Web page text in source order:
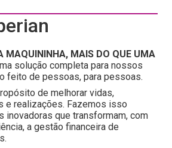
MAQUININHA, MAIS DO QUE UMA
solução completa para nossos
feito de pessoas, para pessoas.
de melhorar vidas,
e realizações. Fazemos isso
inovadoras que transformam, com
a gestão financeira de